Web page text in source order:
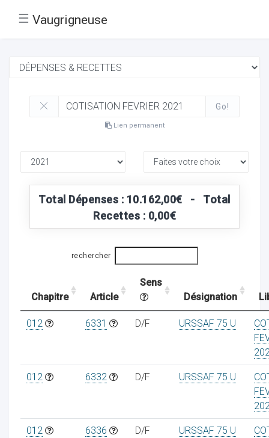
☰ Vaugrigneuse
Go!
Lien permanent
Total Dépenses : 10.162,00€ - Total
Recettes : 0,00€
rechercher
Chapitre Article
Sens
Désignation
012 6331 D/F URSSAF 75 U
012 6332 D/F URSSAF 75 U
012 6336 D/F URSSAF 75 U